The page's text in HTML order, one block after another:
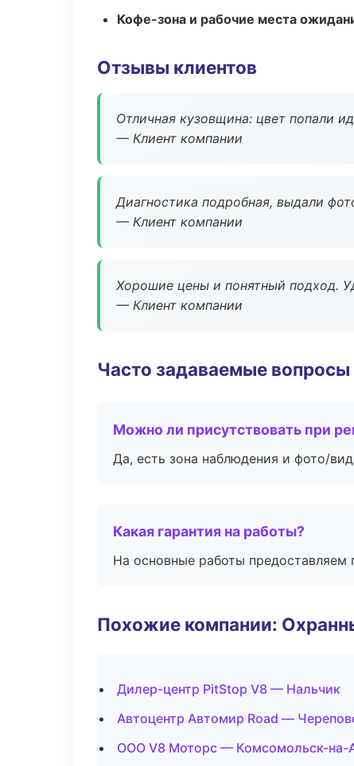
Кофе-зона и рабочие места
Отзывы клиентов
Отличная кузовщина: цвет попали
— Клиент компании
Диагностика подробная, выдали
— Клиент компании
Хорошие цены и понятный подход.
— Клиент компании
Часто задаваемые вопросы
Можно ли присутствовать при
Да, есть зона наблюдения и фото/
Какая гарантия на работы?
На основные работы предоставляем
Похожие компании:
Дилер-центр PitStop V8 — Нальчик
Автоцентр Автомир Road —
ООО V8 Моторс — Комсомольск-на-